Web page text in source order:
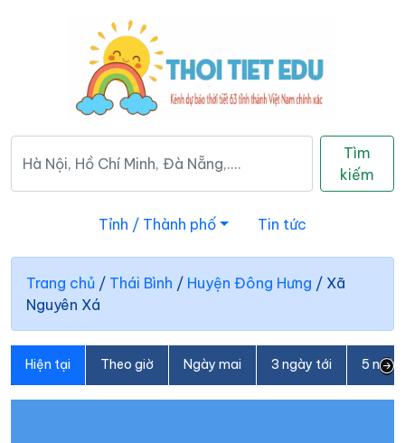
Tìm
kiếm
Tỉnh / Thành phố Tin tức
Trang chủ / Thái Bình / Huyện Đông Hưng / Xã
Nguyên Xá
Hiện tại Theo giờ Ngày mai 3 ngày tới 5